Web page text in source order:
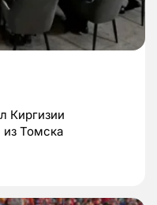
Киргизии
из Томска